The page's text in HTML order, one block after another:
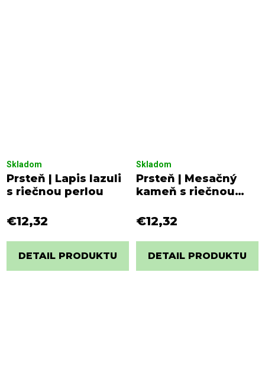
Prsteň | Lapis lazuli
s riečnou perlou
Skladom
€12,32
DETAIL PRODUKTU
Prsteň | Mesačný
kameň s riečnou
Skladom
€12,32
DETAIL PRODUKTU